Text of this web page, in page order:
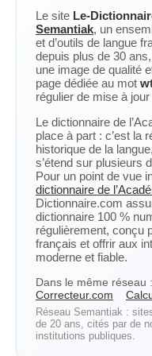
Le site Le-
Semantiak, un
et d’outils de langue
depuis plus de 30
une image de qualité
page dédiée au mot
régulier de mise à
Le dictionnaire de
place à part : c’est la
historique de la
s’étend sur plusieurs
Pour un point de vue
dictionnaire de
Dictionnaire.com
dictionnaire 100 %
régulièrement, conçu
français et offrir aux
moderne et fiable.
Dans le même réseau :
Correcteur.com
Réseau Semantiak :
de 20 ans, cités par de
institutions publiques.